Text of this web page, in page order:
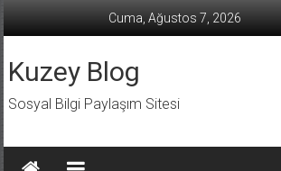
Cuma, Ağustos 7, 2026
Kuzey Blog
Sosyal Bilgi Paylaşım Sitesi